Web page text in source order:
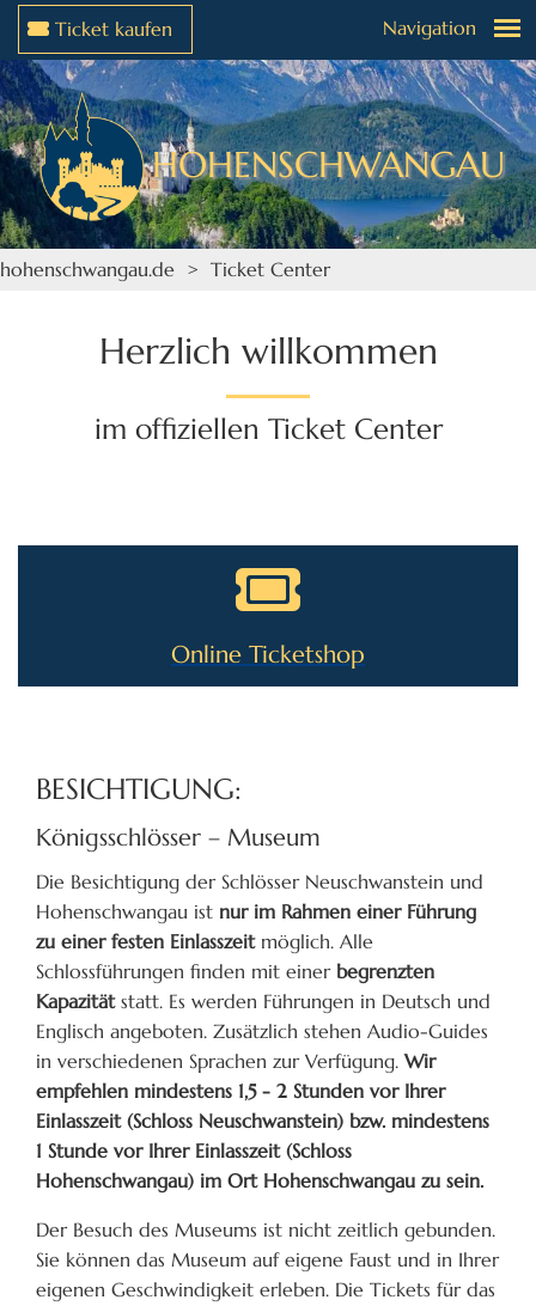
Weiter zur Navigation
Weiter zum Inhalt
Ticket kaufen Navigation
HOHENSCHWANGAU
hohenschwangau.de > Ticket Center
Herzlich willkommen
im offiziellen Ticket Center
Online Ticketshop
BESICHTIGUNG:
Königsschlösser – Museum
Die Besichtigung der Schlösser Neuschwanstein und
Hohenschwangau ist nur im Rahmen einer Führung
zu einer festen Einlasszeit möglich. Alle
Schlossführungen finden mit einer begrenzten
Kapazität statt. Es werden Führungen in Deutsch und
Englisch angeboten. Zusätzlich stehen Audio-Guides
in verschiedenen Sprachen zur Verfügung.Wir
empfehlen mindestens 1,5 - 2 Stunden vor Ihrer
Einlasszeit (Schloss Neuschwanstein) bzw. mindestens
1 Stunde vor Ihrer Einlasszeit (Schloss
Hohenschwangau) im Ort Hohenschwangau zu sein.
Der Besuch des Museums ist nicht zeitlich gebunden.
Sie können das Museum auf eigene Faust und in Ihrer
eigenen Geschwindigkeit erleben. Die Tickets für das